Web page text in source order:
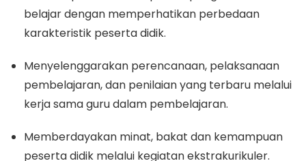
belajar dengan memperhatikan perbedaan
karakteristik peserta didik.
Menyelenggarakan perencanaan, pelaksanaan
pembelajaran, dan penilaian yang terbaru melalui
kerja sama guru dalam pembelajaran.
Memberdayakan minat, bakat dan kemampuan
peserta didik melalui kegiatan ekstrakurikuler.